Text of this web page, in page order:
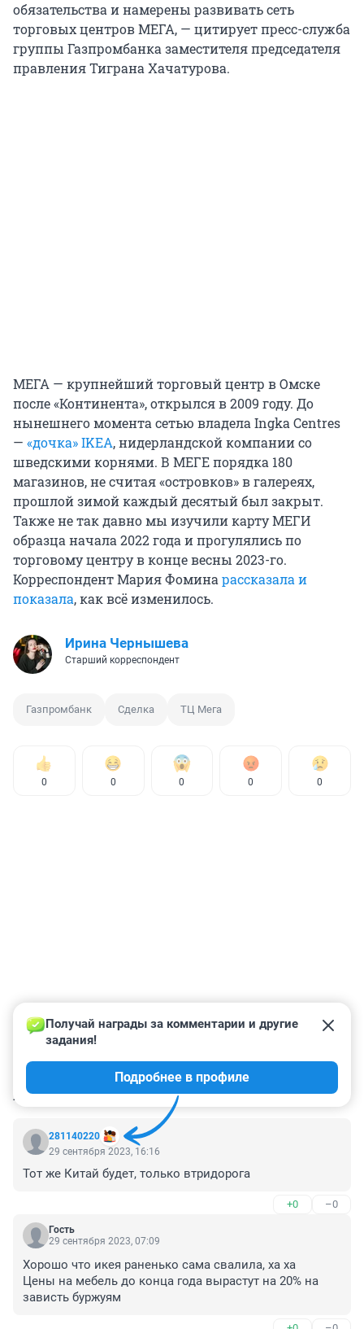
обязательства и намерены развивать сеть
торговых центров МЕГА, — цитирует пресс-служба
группы Газпромбанка заместителя председателя
правления Тиграна Хачатурова.
МЕГА — крупнейший торговый центр в Омске
после «Континента», открылся в 2009 году. До
нынешнего момента сетью владела Ingka Centres
— «дочка» IKEA, нидерландской компании со
шведскими корнями. В МЕГЕ порядка 180
магазинов, не считая «островков» в галереях,
прошлой зимой каждый десятый был закрыт.
Также не так давно мы изучили карту МЕГИ
образца начала 2022 года и прогулялись по
торговому центру в конце весны 2023-го.
Корреспондент Мария Фоминарассказала и
показала, как всё изменилось.
Ирина Чернышева
Старший корреспондент
Газпромбанк Сделка ТЦ Мега
0 0 0 0 0
КОММЕНТАРИИ 27
281140220
Получай награды за комментарии и другие
задания!
Подробнее в профиле
29 сентября 2023, 16:16
Тот же Китай будет, только втридорога
+0 –0
Гость
29 сентября 2023, 07:09
Хорошо что икея раненько сама свалила, ха ха
Цены на мебель до конца года вырастут на 20% на
зависть буржуям